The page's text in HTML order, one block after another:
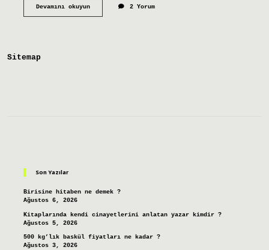
Devamını okuyunAmerikan
2 Yorum
Sitemap
Son Yazılar
Birisine hitaben ne demek ?
Ağustos 6, 2026
Kitaplarında kendi cinayetlerini anlatan yazar kimdir ?
Ağustos 5, 2026
500 kg’lık baskül fiyatları ne kadar ?
Ağustos 3, 2026